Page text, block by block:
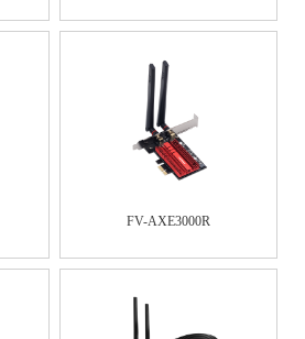
FV-AXE3000R